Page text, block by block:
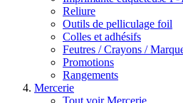
Reliure
Outils de pelliculage foil
Colles et adhésifs
Feutres / Crayons /
Promotions
Rangements
Mercerie
Tout voir Mercerie